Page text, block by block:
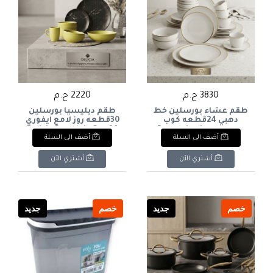
3830 ج.م
طقم عشاء بورسلين خط
دهبي 24قطعه كوب
كريميPorcelain dinner
set with gold trim, 24
pieces, cream-colored
cup
أضف الى السلة
أشتري الآن
2220 ج.م
طقم ديليسيا بورسلين
30قطعه روز لامع ايفوري
Delicia Porcelain Set, 30
Pieces, Rose Ivory Glossy
أضف الى السلة
أشتري الآن
خصم جديد خصم جديد